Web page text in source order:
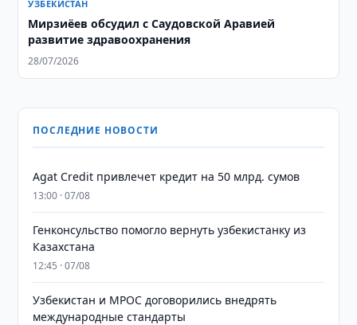
УЗБЕКИСТАН
Мирзиёев обсудил с Саудовской Аравией
развитие здравоохранения
28/07/2026
ПОСЛЕДНИЕ НОВОСТИ
Agat Credit привлечет кредит на 50 млрд. сумов
13:00 · 07/08
Генконсульство помогло вернуть узбекистанку из
Казахстана
12:45 · 07/08
Узбекистан и MPOC договорились внедрять
международные стандарты